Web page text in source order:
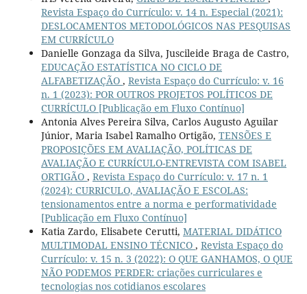
Revista Espaço do Currículo: v. 14 n. Especial (2021):
DESLOCAMENTOS METODOLÓGICOS NAS PESQUISAS
EM CURRÍCULO
Danielle Gonzaga da Silva, Juscileide Braga de Castro,
EDUCAÇÃO ESTATÍSTICA NO CICLO DE
ALFABETIZAÇÃO , Revista Espaço do Currículo: v. 16
n. 1 (2023): POR OUTROS PROJETOS POLÍTICOS DE
CURRÍCULO [Publicação em Fluxo Contínuo]
Antonia Alves Pereira Silva, Carlos Augusto Aguilar
Júnior, Maria Isabel Ramalho Ortigão, TENSÕES E
PROPOSIÇÕES EM AVALIAÇÃO, POLÍTICAS DE
AVALIAÇÃO E CURRÍCULO-ENTREVISTA COM ISABEL
ORTIGÃO , Revista Espaço do Currículo: v. 17 n. 1
(2024): CURRICULO, AVALIAÇÃO E ESCOLAS:
tensionamentos entre a norma e performatividade
[Publicação em Fluxo Contínuo]
Katia Zardo, Elisabete Cerutti, MATERIAL DIDÁTICO
MULTIMODAL ENSINO TÉCNICO , Revista Espaço do
Currículo: v. 15 n. 3 (2022): O QUE GANHAMOS, O QUE
NÃO PODEMOS PERDER: criações curriculares e
tecnologias nos cotidianos escolares